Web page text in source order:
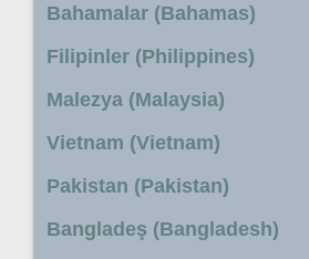
Bahamalar (Bahamas)
Filipinler (Philippines)
Malezya (Malaysia)
Vietnam (Vietnam)
Pakistan (Pakistan)
Bangladeş (Bangladesh)